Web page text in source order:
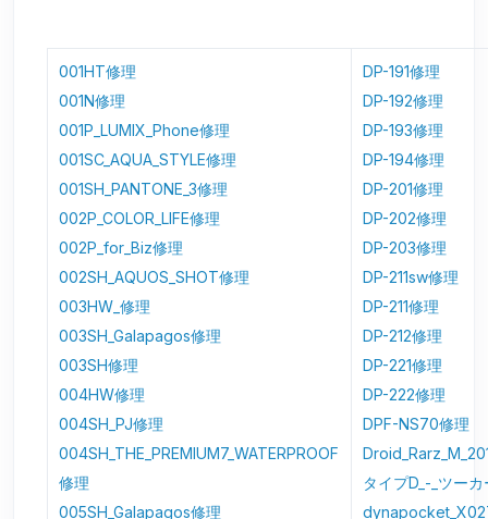
001HT修理
001N修理
001P_LUMIX_Phone修理
001SC_AQUA_STYLE修理
001SH_PANTONE_3修理
002P_COLOR_LIFE修理
002P_for_Biz修理
002SH_AQUOS_SHOT修理
003HW_修理
003SH_Galapagos修理
003SH修理
004HW修理
004SH_PJ修理
004SH_THE_PREMIUM7_WATERPROOF
修理
005SH_Galapagos修理
DP-191修理
DP-192修理
DP-193修理
DP-194修理
DP-201修理
DP-202修理
DP-203修理
DP-211sw修理
DP-211修理
DP-212修理
DP-221修理
DP-222修理
DPF-NS70修理
タイプD_-_ツー